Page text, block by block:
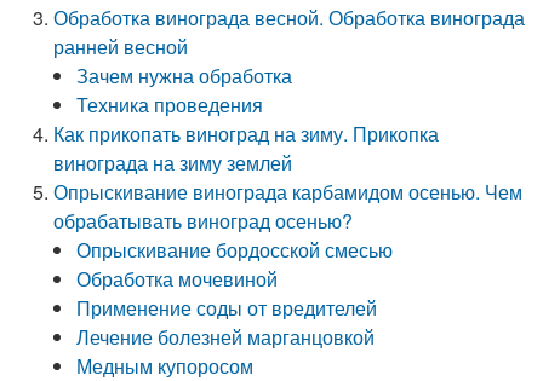
Обработка винограда весной. Обработка винограда
ранней весной
Зачем нужна обработка
Техника проведения
Как прикопать виноград на зиму. Прикопка
винограда на зиму землей
Опрыскивание винограда карбамидом осенью. Чем
обрабатывать виноград осенью?
Опрыскивание бордосской смесью
Обработка мочевиной
Применение соды от вредителей
Лечение болезней марганцовкой
Медным купоросом